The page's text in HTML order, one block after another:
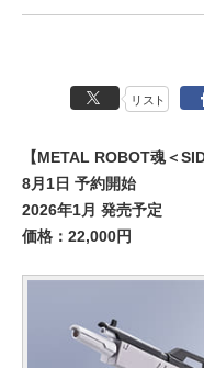
リスト
【METAL ROBOT魂＜
8月1日 予約開始
2026年1月 発売予定
価格：22,000円